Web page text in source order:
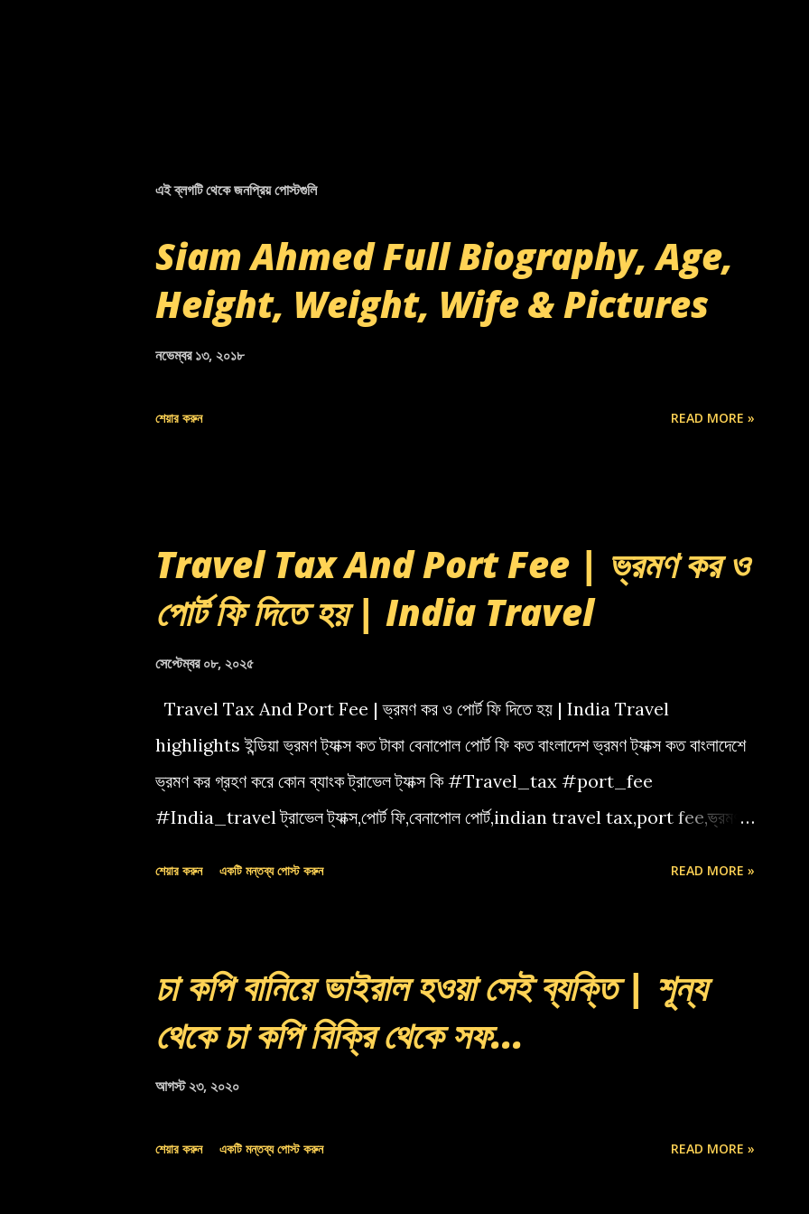
এই ব্লগটি থেকে জনপ্রিয় পোস্টগুলি
Siam Ahmed Full Biography, Age,
Height, Weight, Wife & Pictures
নভেম্বর ১৩, ২০১৮
শেয়ার করুন READ MORE »
Travel Tax And Port Fee | ভ্রমণ কর ও
পোর্ট ফি দিতে হয় | India Travel
সেপ্টেম্বর ০৮, ২০২৫
Travel Tax And Port Fee | ভ্রমণ কর ও পোর্ট ফি দিতে হয় | India Travel
highlights ইন্ডিয়া ভ্রমণ ট্যাক্স কত টাকা বেনাপোল পোর্ট ফি কত বাংলাদেশ ভ্রমণ ট্যাক্স কত বাংলাদেশে
ভ্রমণ কর গ্রহণ করে কোন ব্যাংক ট্রাভেল ট্যাক্স কি #Travel_tax #port_fee
#India_travel ট্রাভেল ট্যাক্স,পোর্ট ফি,বেনাপোল পোর্ট,indian travel tax,port fee,ভ্রমণ
শেয়ার করুন একটি মন্তব্য পোস্ট করুন READ MORE »
চা কপি বানিয়ে ভাইরাল হওয়া সেই ব্যক্তি | শূন্য
থেকে চা কপি বিক্রি থেকে সফ...
আগস্ট ২৩, ২০২০
শেয়ার করুন একটি মন্তব্য পোস্ট করুন READ MORE »